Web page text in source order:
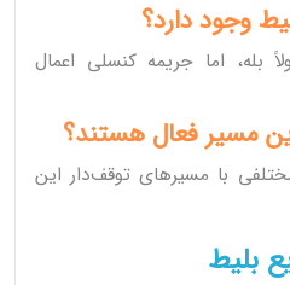
بله، اما جریمه کنسلی اعمال
با مسیرهای توقف‌دار این
بلیط